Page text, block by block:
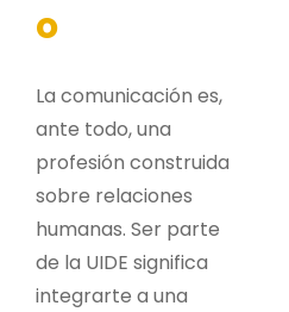
o
La comunicación es,
ante todo, una
profesión construida
sobre relaciones
humanas. Ser parte
de la UIDE significa
integrarte a una